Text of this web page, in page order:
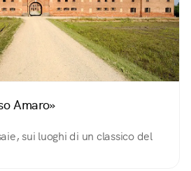
Amaro»
sui luoghi di un classico del